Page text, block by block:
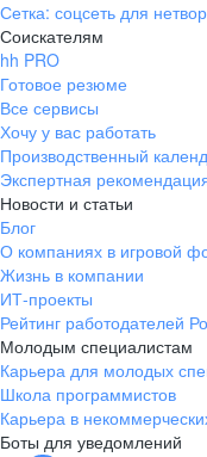
Сетка: соцсеть для
Соискателям
hh PRO
Готовое резюме
Все сервисы
Хочу у вас работать
Производственный
Экспертная
Новости и статьи
Блог
О компаниях в игровой
Жизнь в компании
ИТ-проекты
Рейтинг работодателей
Молодым специалистам
Карьера для молодых
Школа программистов
Карьера в
Боты для уведомлений